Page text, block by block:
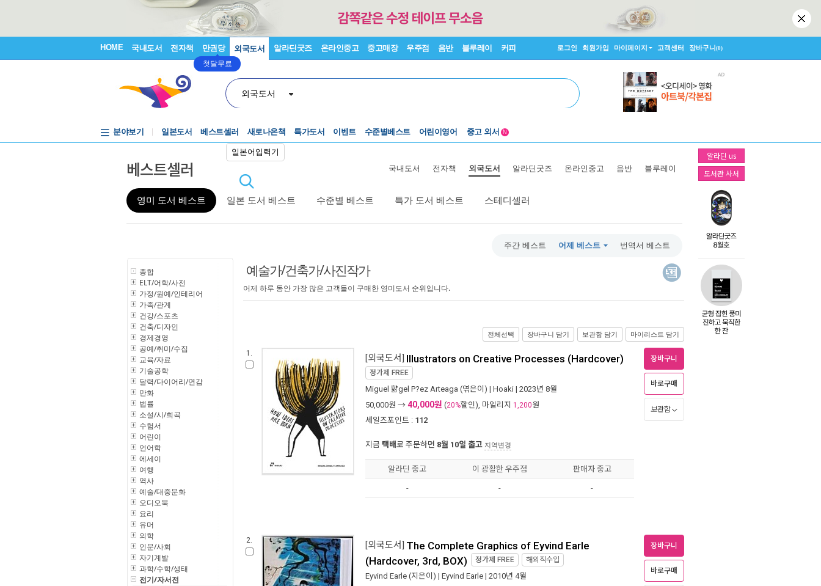
HOME 국내도서 전자책 만권당
첫달무료
외국도서 알라딘굿즈 온라인중고 중고매장 우주점 음반 블루레이 커피 로그인 회원가입 마이페이지 고객센터 장바구니(0)
외국도서
일본어입력기
분야보기 일본도서 베스트셀러 새로나온책 특가도서 이벤트
수준별베스트
어린이영어
중고 외서
중고 외서
N
알라딘 us
도서관 사서
베스트셀러 국내도서 전자책 외국도서 알라딘굿즈 온라인중고 음반 블루레이
영미 도서 베스트 일본 도서 베스트 수준별 베스트 특가 도서 베스트 스테디셀러
주간 베스트 어제 베스트 번역서 베스트
종합
ELT/어학/사전
가정/원예/인테리어
가족/관계
건강/스포츠
건축/디자인
경제경영
공예/취미/수집
교육/자료
기술공학
달력/다이어리/연감
만화
법률
소설/시/희곡
수험서
어린이
언어학
에세이
여행
역사
예술/대중문화
오디오북
요리
유머
의학
인문/사회
자기계발
과학/수학/생태
전기/자서전
예술가/건축가/사진작가
어제 하루 동안 가장 많은 고객들이 구매한 영미도서 순위입니다.
전체선택 장바구니 담기 보관함 담기 마이리스트 담기
1. [외국도서] Illustrators on Creative Processes (Hardcover)
정가제 FREE
Miguel 햚gel P?ez Arteaga (엮은이) | Hoaki | 2023년 8월
50,000원 → 40,000원 (20%할인), 마일리지 1,200원
세일즈포인트 : 112
지금 택배로 주문하면 8월 10일 출고 지역변경
장바구니
바로구매
보관함
알라딘 중고 이 광활한 우주점 판매자 중고
- - -
2. [외국도서] The Complete Graphics of Eyvind Earle
(Hardcover, 3rd, BOX) 정가제 FREE 해외직수입
Eyvind Earle (지은이) | Eyvind Earle | 2010년 4월
장바구니
바로구매